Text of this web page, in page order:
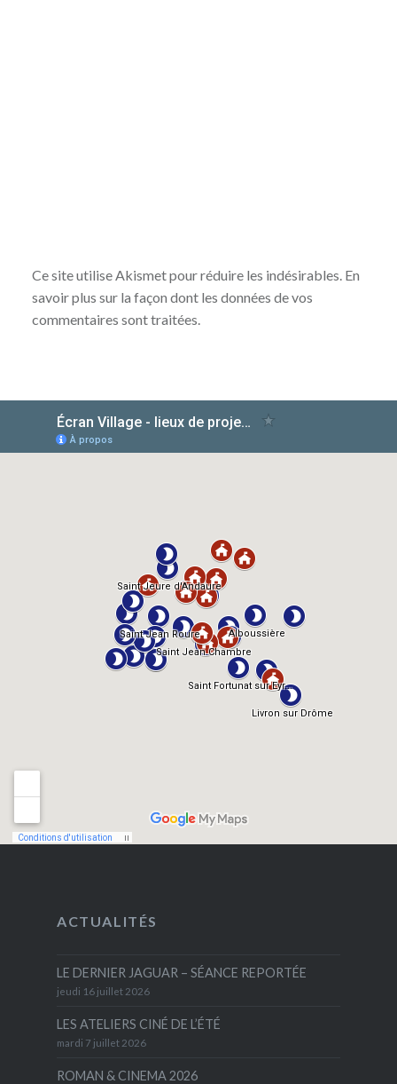
Ce site utilise Akismet pour réduire les indésirables. En
savoir plus sur la façon dont les données de vos
commentaires sont traitées.
ACTUALITÉS
LE DERNIER JAGUAR – SÉANCE REPORTÉE
jeudi 16 juillet 2026
LES ATELIERS CINÉ DE L’ÉTÉ
mardi 7 juillet 2026
ROMAN & CINEMA 2026